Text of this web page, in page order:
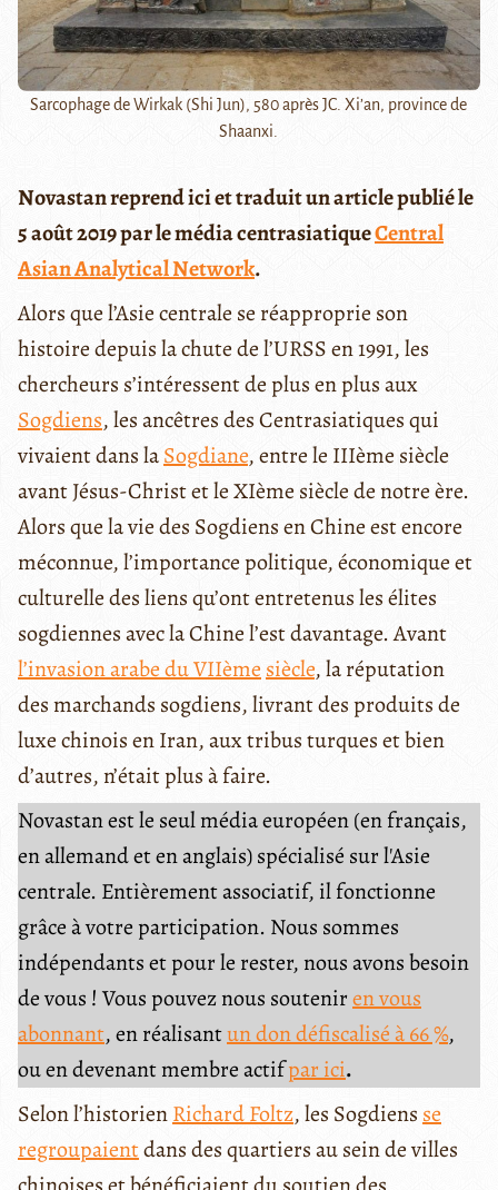
Sarcophage de Wirkak (Shi Jun), 580 après JC. Xi’an, province de
Shaanxi.
Novastan reprend ici et traduit un article publié le
5 août 2019 par le média centrasiatiqueCentral
Asian Analytical Network.
Alors que l’Asie centrale se réapproprie son
histoire depuis la chute de l’URSS en 1991, les
chercheurs s’intéressent de plus en plus aux
Sogdiens, les ancêtres des Centrasiatiques qui
vivaient dans laSogdiane, entre le IIIème siècle
avant Jésus-Christ et le XIème siècle de notre ère.
Alors que la vie des Sogdiens en Chine est encore
méconnue, l’importance politique, économique et
culturelle des liens qu’ont entretenus les élites
sogdiennes avec la Chine l’est davantage. Avant
l’invasion arabe du VIIèmesiècle, la réputation
des marchands sogdiens, livrant des produits de
luxe chinois en Iran, aux tribus turques et bien
d’autres, n’était plus à faire.
Novastan est le seul média européen (en français,
en allemand et en anglais) spécialisé sur l'Asie
centrale. Entièrement associatif, il fonctionne
grâce à votre participation. Nous sommes
indépendants et pour le rester, nous avons besoin
de vous ! Vous pouvez nous souteniren vous
abonnant, en réalisantun don défiscalisé à 66 %,
ou en devenant membre actifpar ici.
Selon l’historienRichard Foltz, les Sogdiens se
regroupaientdans des quartiers au sein de villes